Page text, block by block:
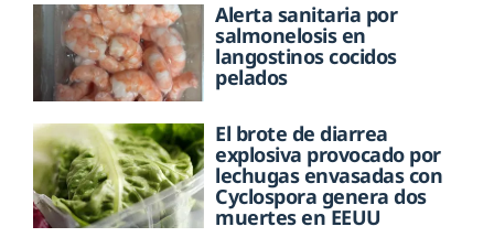
Alerta sanitaria por
salmonelosis en
langostinos cocidos
pelados
El brote de diarrea
explosiva provocado por
lechugas envasadas con
Cyclospora genera dos
muertes en EEUU